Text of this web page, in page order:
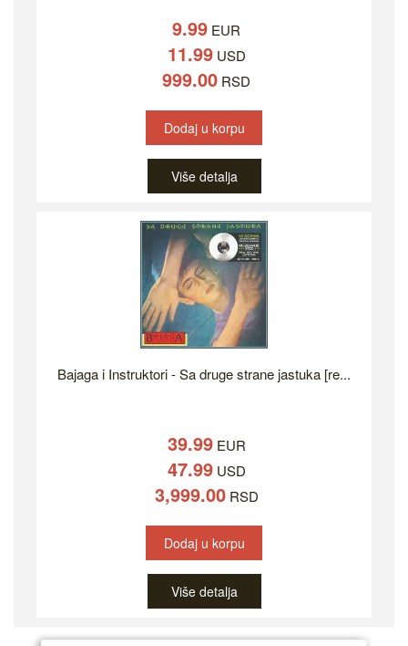
9.99 EUR
11.99USD
999.00 RSD
Dodaj u korpu
Više detalja
Bajaga i Instruktori - Sa druge strane jastuka [re...
39.99EUR
47.99USD
3,999.00RSD
Dodaj u korpu
Više detalja